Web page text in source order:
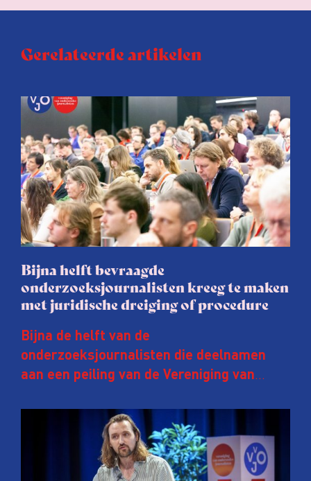
Gerelateerde artikelen
Bijna helft bevraagde
onderzoeksjournalisten kreeg te maken
met juridische dreiging of procedure
Bijna de helft van de
onderzoeksjournalisten die deelnamen
aan een peiling van de Vereniging van
afgelopen twee jaar te maken met
juridische dreiging of een juridische
procedure rond het eigen werk. Dat kost
journalisten tijd, ook ervaren zij stress en